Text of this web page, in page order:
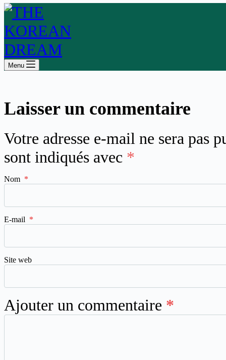
Menu
Laisser un commentaire
Votre adresse e-mail ne sera pas
sont indiqués avec *
Nom *
E-mail *
Site web
Ajouter un commentaire *